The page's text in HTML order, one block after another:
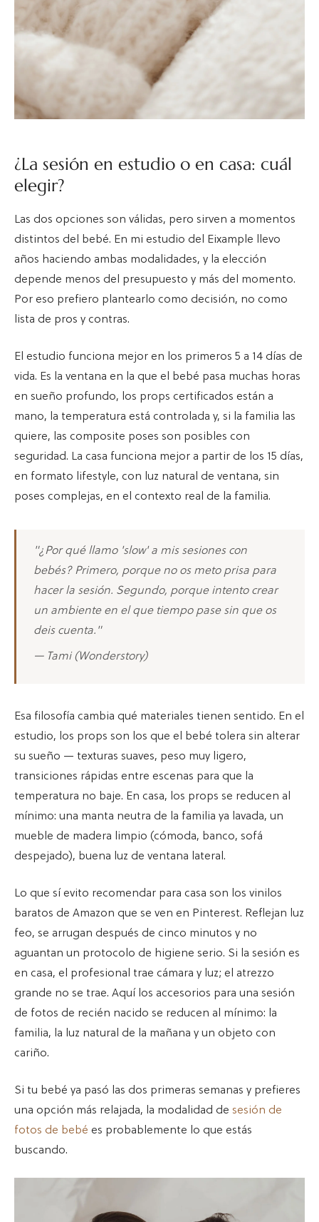
¿La sesión en estudio o en casa: cuál
elegir?
Las dos opciones son válidas, pero sirven a momentos
distintos del bebé. En mi estudio del Eixample llevo
años haciendo ambas modalidades, y la elección
depende menos del presupuesto y más del momento.
Por eso prefiero plantearlo como decisión, no como
lista de pros y contras.
El estudio funciona mejor en los primeros 5 a 14 días de
vida. Es la ventana en la que el bebé pasa muchas horas
en sueño profundo, los props certificados están a
mano, la temperatura está controlada y, si la familia las
quiere, las composite poses son posibles con
seguridad. La casa funciona mejor a partir de los 15 días,
en formato lifestyle, con luz natural de ventana, sin
poses complejas, en el contexto real de la familia.
"¿Por qué llamo 'slow' a mis sesiones con
bebés? Primero, porque no os meto prisa para
hacer la sesión. Segundo, porque intento crear
un ambiente en el que tiempo pase sin que os
deis cuenta."
— Tami (Wonderstory)
Esa filosofía cambia qué materiales tienen sentido. En el
estudio, los props son los que el bebé tolera sin alterar
su sueño — texturas suaves, peso muy ligero,
transiciones rápidas entre escenas para que la
temperatura no baje. En casa, los props se reducen al
mínimo: una manta neutra de la familia ya lavada, un
mueble de madera limpio (cómoda, banco, sofá
despejado), buena luz de ventana lateral.
Lo que sí evito recomendar para casa son los vinilos
baratos de Amazon que se ven en Pinterest. Reflejan luz
feo, se arrugan después de cinco minutos y no
aguantan un protocolo de higiene serio. Si la sesión es
en casa, el profesional trae cámara y luz; el atrezzo
grande no se trae. Aquí los accesorios para una sesión
de fotos de recién nacido se reducen al mínimo: la
familia, la luz natural de la mañana y un objeto con
cariño.
Si tu bebé ya pasó las dos primeras semanas y prefieres
una opción más relajada, la modalidad de sesión de
fotos de bebé es probablemente lo que estás
buscando.